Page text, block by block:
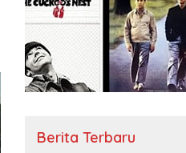
Bangun Karakter Remaja
Tangguh, SMP Al Muslim
Bersama BNN Sidoarjo
Ajarkan Berani Berkata
“Tidak”
Berita Terbaru